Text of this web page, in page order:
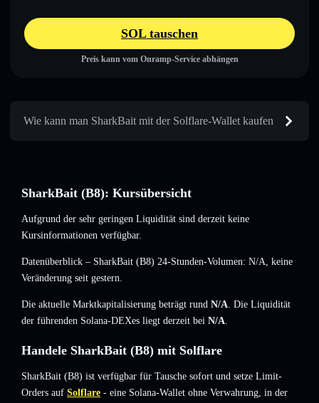
SOL tauschen
Preis kann vom Onramp-Service abhängen
Wie kann man SharkBait mit der Solflare-Wallet kaufen
SharkBait (B8): Kursübersicht
Aufgrund der sehr geringen Liquidität sind derzeit keine
Kursinformationen verfügbar.
Datenüberblick – SharkBait (B8) 24-Stunden-Volumen: N/A, keine
Veränderung seit gestern.
Die aktuelle Marktkapitalisierung beträgt rund N/A. Die Liquidität
der führenden Solana-DEXes liegt derzeit bei N/A.
Handele SharkBait (B8) mit Solflare
SharkBait (B8) ist verfügbar für Tausche sofort und setze Limit-
Orders auf Solflare - eine Solana-Wallet ohne Verwahrung, in der